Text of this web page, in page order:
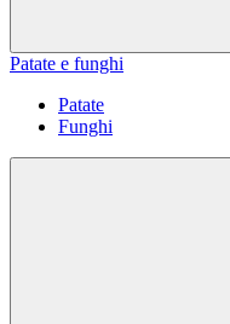
Patate e funghi
Patate
Funghi